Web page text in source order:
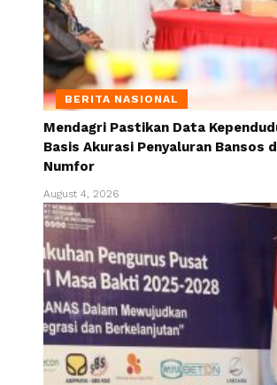
BERITA NASIONAL
Mendagri Pastikan Data
Basis Akurasi Penyaluran Bansos
Numfor
August 4, 2026